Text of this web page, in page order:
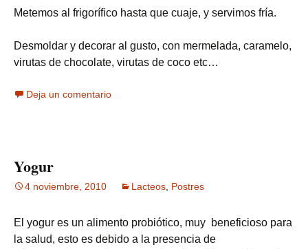
Metemos al frigorífico hasta que cuaje, y servimos fría.
Desmoldar y decorar al gusto, con mermelada, caramelo,
virutas de chocolate, virutas de coco etc…
Deja un comentario
Yogur
4 noviembre, 2010 Lacteos Postres
El yogur es un alimento probiótico, muy beneficioso para
la salud, esto es debido a la presencia de